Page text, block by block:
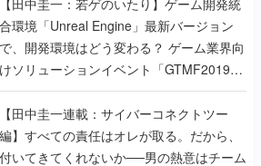
に行って、より理解を深めよう【PR】
【田中圭一連載：サイバーコネクトツー
編】すべての責任はオレが取る。だから、
付いてきてくれないか──男の熱意はチーム
解散の危機を救い、『.hack』成功の活路を
開く。業界の快男児・松山 洋に流れる血は
『少年ジャンプ』色だった【若ゲのいた
リエイターの青春〜の記事一覧